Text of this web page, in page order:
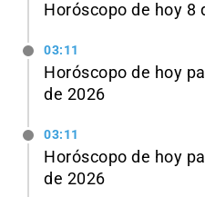
Horóscopo de hoy 8
03:11
Horóscopo de hoy
de 2026
03:11
Horóscopo de hoy
de 2026